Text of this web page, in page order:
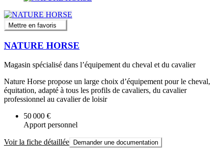
Mettre en favoris
NATURE HORSE
Magasin spécialisé dans l’équipement du cheval et du cavalier
Nature Horse propose un large choix d’équipement pour le cheval,
équitation, adapté à tous les profils de cavaliers, du cavalier
professionnel au cavalier de loisir
50 000 €
Apport personnel
Voir la fiche détaillée Demander une documentation